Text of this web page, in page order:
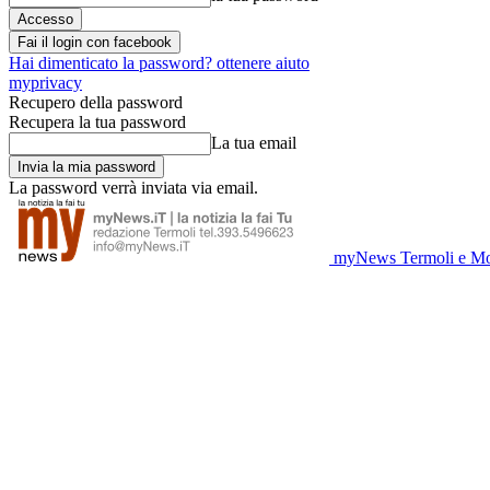
Fai il login con facebook
Hai dimenticato la password? ottenere aiuto
myprivacy
Recupero della password
Recupera la tua password
La tua email
La password verrà inviata via email.
myNews Termoli e